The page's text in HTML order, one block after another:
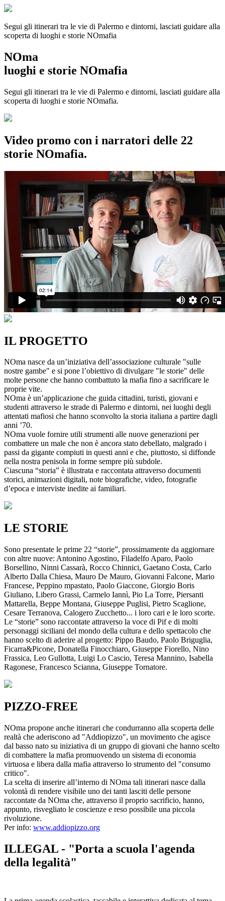
Segui gli itinerari tra le vie di Palermo e dintorni, lasciati guidare alla
scoperta di luoghi e storie NOmafia
NOma
luoghi e storie NOmafia
Segui gli itinerari tra le vie di Palermo e dintorni, lasciati guidare alla
scoperta di luoghi e storie NOmafia.
Video promo con i narratori delle 22
storie NOmafia.
IL PROGETTO
NOma nasce da un’iniziativa dell’associazione culturale "sulle
nostre gambe" e si pone l’obiettivo di divulgare "le storie" delle
molte persone che hanno combattuto la mafia fino a sacrificare le
proprie vite.
NOma è un’applicazione che guida cittadini, turisti, giovani e
studenti attraverso le strade di Palermo e dintorni, nei luoghi degli
attentati mafiosi che hanno sconvolto la storia italiana a partire dagli
anni ’70.
NOma vuole fornire utili strumenti alle nuove generazioni per
combattere un male che non è ancora stato debellato, malgrado i
passi da gigante compiuti in questi anni e che, piuttosto, si diffonde
nella nostra penisola in forme sempre più subdole.
Ciascuna “storia” è illustrata e raccontata attraverso documenti
storici, animazioni digitali, note biografiche, video, fotografie
d’epoca e interviste inedite ai familiari.
LE STORIE
Sono presentate le prime 22 “storie”, prossimamente da aggiornare
con altre nuove: Antonino Agostino, Filadelfo Aparo, Paolo
Borsellino, Ninni Cassarà, Rocco Chinnici, Gaetano Costa, Carlo
Alberto Dalla Chiesa, Mauro De Mauro, Giovanni Falcone, Mario
Francese, Peppino mpastato, Paolo Giaccone, Giorgio Boris
Giuliano, Libero Grassi, Carmelo Iannì, Pio La Torre, Piersanti
Mattarella, Beppe Montana, Giuseppe Puglisi, Pietro Scaglione,
Cesare Terranova, Calogero Zucchetto... i loro cari e le loro scorte.
Le “storie” sono raccontate attraverso la voce di Pif e di molti
personaggi siciliani del mondo della cultura e dello spettacolo che
hanno scelto di aderire al progetto: Pippo Baudo, Paolo Briguglia,
Ficarra&Picone, Donatella Finocchiaro, Giuseppe Fiorello, Nino
Frassica, Leo Gullotta, Luigi Lo Cascio, Teresa Mannino, Isabella
Ragonese, Francesco Scianna, Giuseppe Tornatore.
PIZZO-FREE
NOma propone anche itinerari che condurranno alla scoperta delle
realtà che aderiscono ad "Addiopizzo", un movimento che agisce
dal basso nato su iniziativa di un gruppo di giovani che hanno scelto
di combattere la mafia promuovendo un sistema di economia
virtuosa e libera dalla mafia attraverso lo strumento del "consumo
critico".
La scelta di inserire all’interno di NOma tali itinerari nasce dalla
volontà di rendere visibile uno dei tanti lasciti delle persone
raccontate da NOma che, attraverso il proprio sacrificio, hanno,
appunto, risvegliato le coscienze e reso possibile una piccola
rivoluzione.
Per info: www.addiopizzo.org
ILLEGAL - "Porta a scuola l'agenda
della legalità"